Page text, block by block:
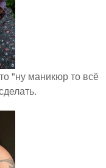
"ну маникюр то всё